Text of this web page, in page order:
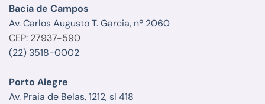
Bacia de Campos
Av. Carlos Augusto T. Garcia, nº 2060
CEP: 27937-590
(22) 3518-0002
Porto Alegre
Av. Praia de Belas, 1212, sl 418